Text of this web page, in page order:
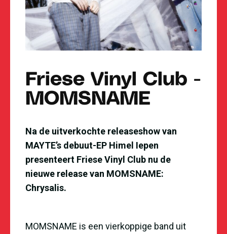
Friese Vinyl Club -
MOMSNAME
Na de uitverkochte releaseshow van
MAYTE’s debuut-EP Himel Iepen
presenteert Friese Vinyl Club nu de
nieuwe release van MOMSNAME:
Chrysalis.
MOMSNAME is een vierkoppige band uit